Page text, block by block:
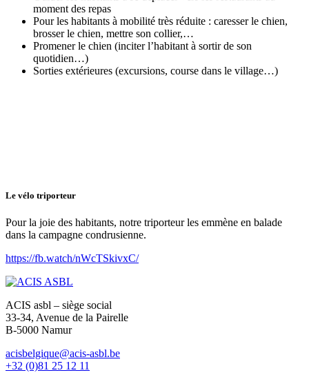
moment des repas
Pour les habitants à mobilité très réduite : caresser le chien,
brosser le chien, mettre son collier,…
Promener le chien (inciter l’habitant à sortir de son
quotidien…)
Sorties extérieures (excursions, course dans le village…)
Le vélo triporteur
Pour la joie des habitants, notre triporteur les emmène en balade
dans la campagne condrusienne.
https://fb.watch/nWcTSkivxC/
ACIS asbl – siège social
33-34, Avenue de la Pairelle
B-5000 Namur
acisbelgique@acis-asbl.be
+32 (0)81 25 12 11